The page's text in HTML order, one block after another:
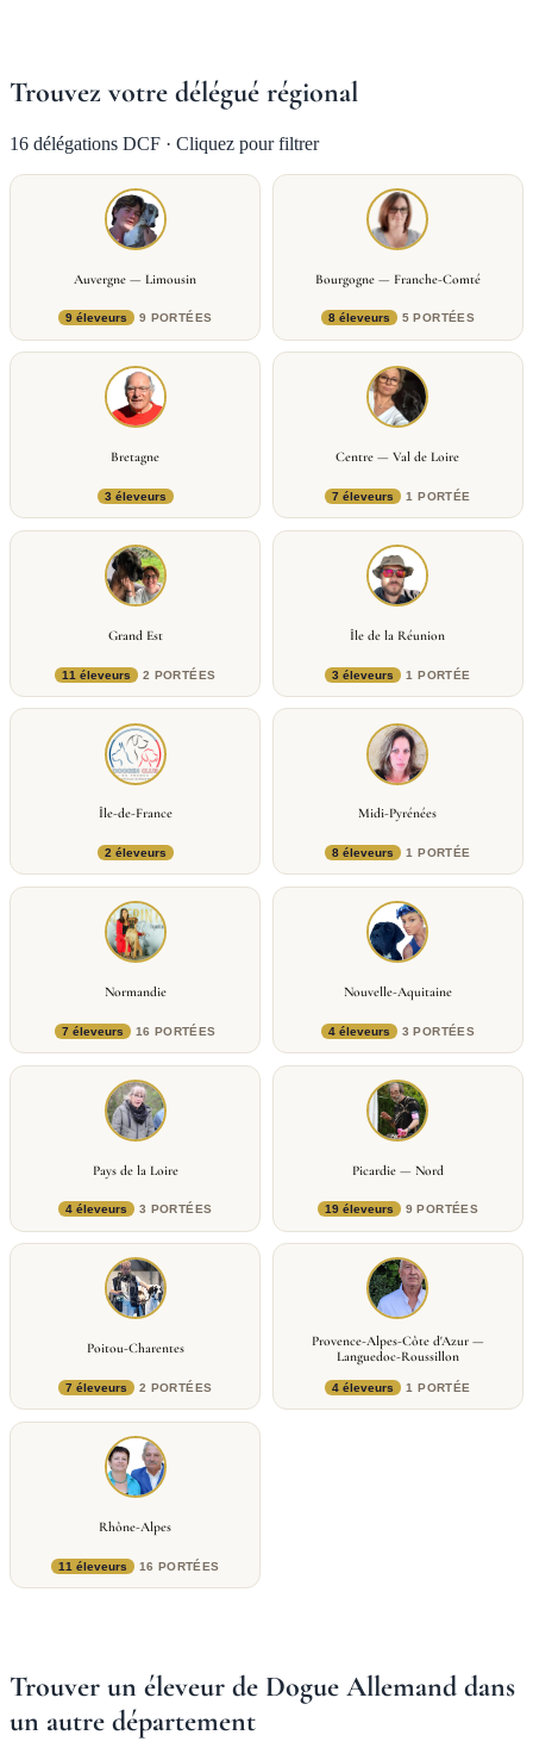
Trouvez votre délégué régional
16 délégations DCF · Cliquez pour filtrer
Auvergne — Limousin
9 éleveurs 9 PORTÉES
Bourgogne — Franche-Comté
8 éleveurs 5 PORTÉES
Bretagne
3 éleveurs
Centre — Val de Loire
7 éleveurs 1 PORTÉE
Grand Est
11 éleveurs 2 PORTÉES
Île de la Réunion
3 éleveurs 1 PORTÉE
Île-de-France
2 éleveurs
Midi-Pyrénées
8 éleveurs 1 PORTÉE
Normandie
7 éleveurs 16 PORTÉES
Nouvelle-Aquitaine
4 éleveurs 3 PORTÉES
Pays de la Loire
4 éleveurs 3 PORTÉES
Picardie — Nord
19 éleveurs 9 PORTÉES
Poitou-Charentes
7 éleveurs 2 PORTÉES
Provence-Alpes-Côte d'Azur —
Languedoc-Roussillon
4 éleveurs 1 PORTÉE
Rhône-Alpes
11 éleveurs 16 PORTÉES
Trouver un éleveur de Dogue Allemand dans
un autre département